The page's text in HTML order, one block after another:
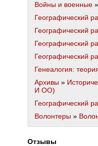
Войны и военные »
Географический
Географический
Географический
Географический
Генеалогия:
Архивы »
И ОО)
Географический
Волонтеры »
Отзывы